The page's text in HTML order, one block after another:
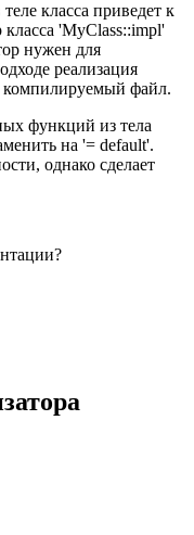
класса приведет к
'MyClass::impl'
нужен для
реализация
компилируемый файл.
функций из тела
на '= default'.
однако сделает